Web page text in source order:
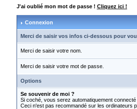
J'ai oublié mon mot de passe ! Cliquez ici !
Connexion
Merci de saisir vos infos ci-dessous pour
Merci de saisir votre nom.
Merci de saisir votre mot de passe.
Options
Se souvenir de moi ?
Si coché, vous serez automatiquement
Ceci n'est pas recommandé sur les ordinateurs